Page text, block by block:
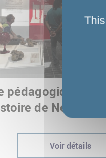
pédagogique au
de Nemours
Voir détails